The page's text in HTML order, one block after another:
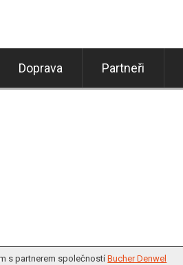
Doprava Partneři
s partnerem společnostíBucher Denwel